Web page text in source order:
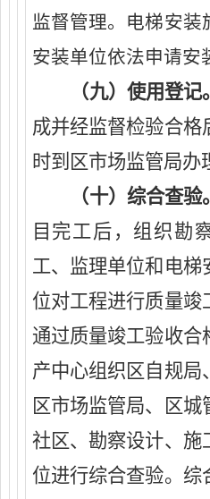
监督管理。 电梯安装
安装单位依法申请安
（九） 使用登记。
成并经监督检验合格
时到 区市场监管局办
（十） 综合查验
目完工后，组织勘
工、监理单位和电梯
位对工程进行质量竣
通过质量竣工验收合
产中心组织区自规局
区市场监管局、区城
社区、勘察设计、施
位进行综合查验。综